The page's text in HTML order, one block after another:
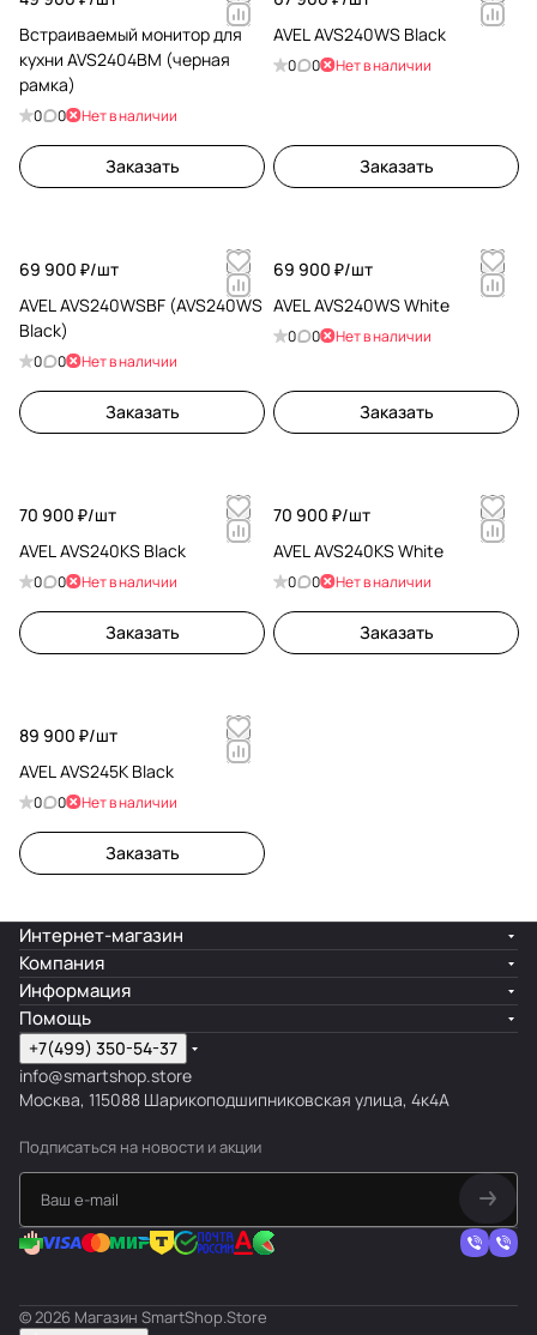
Встраиваемый монитор для
кухни AVS2404BM (черная
рамка)
0 0 Нет в наличии
Заказать
AVEL AVS240WS Black
0 0 Нет в наличии
Заказать
69 900 ₽/шт
AVEL AVS240WSBF (AVS240WS
Black)
0 0 Нет в наличии
Заказать
69 900 ₽/шт
AVEL AVS240WS White
0 0 Нет в наличии
Заказать
70 900 ₽/шт
AVEL AVS240KS Black
0 0 Нет в наличии
Заказать
70 900 ₽/шт
AVEL AVS240KS White
0 0 Нет в наличии
Заказать
89 900 ₽/шт
AVEL AVS245K Black
0 0 Нет в наличии
Заказать
Интернет-магазин
Компания
Информация
Помощь
+7(499) 350-54-37
info@smartshop.store
Москва, 115088 Шарикоподшипниковская улица, 4к4А
Подписаться на новости и акции
© 2026 Магазин SmartShop.Store